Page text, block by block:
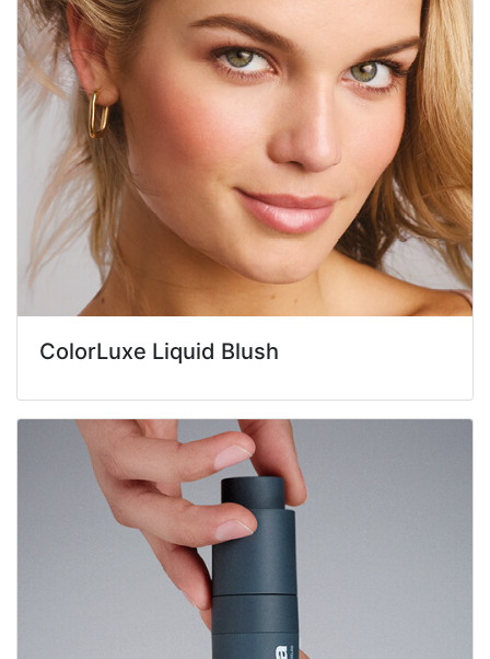
ColorLuxe Liquid Blush